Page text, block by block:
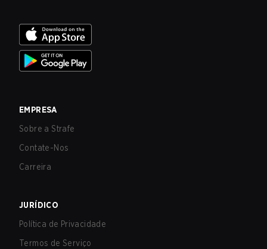
EMPRESA
Sobre a Strafe
Contate-Nos
Carreira
JURÍDICO
Política de Privacidade
Termos de Serviço